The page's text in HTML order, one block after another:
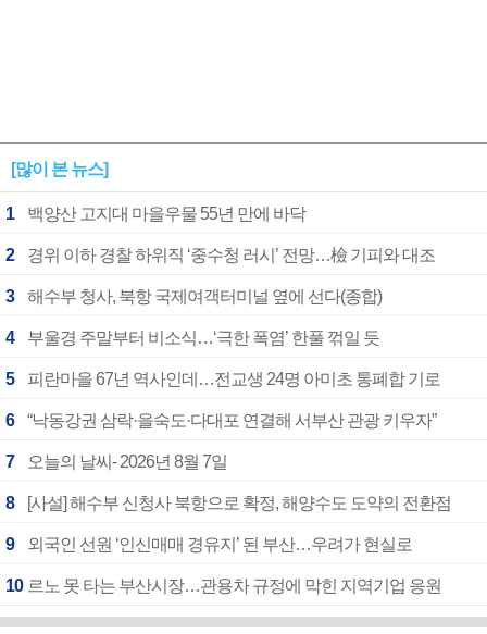
[많이 본 뉴스]
1 백양산 고지대 마을우물 55년 만에 바닥
2 경위 이하 경찰 하위직 ‘중수청 러시’ 전망…檢 기피와 대조
3 해수부 청사, 북항 국제여객터미널 옆에 선다(종합)
4 부울경 주말부터 비소식…‘극한 폭염’ 한풀 꺾일 듯
5 피란마을 67년 역사인데…전교생 24명 아미초 통폐합 기로
6 “낙동강권 삼락·을숙도·다대포 연결해 서부산 관광 키우자”
7 오늘의 날씨- 2026년 8월 7일
8 [사설] 해수부 신청사 북항으로 확정, 해양수도 도약의 전환점
9 외국인 선원 ‘인신매매 경유지’ 된 부산…우려가 현실로
10 르노 못 타는 부산시장…관용차 규정에 막힌 지역기업 응원